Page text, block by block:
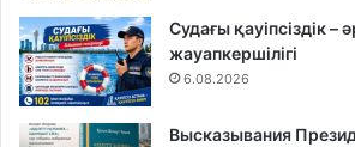
Судағы қауіпсіздік –
жауапкершілігі
6.08.2026
Высказывания